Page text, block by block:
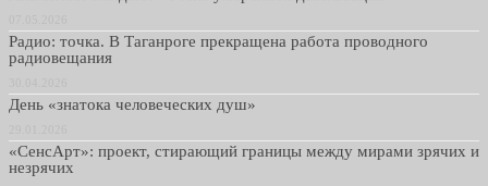
Радио: точка. В Таганроге прекращена работа проводного
радиовещания
День «знатока человеческих душ»
«СенсАрт»: проект, стирающий границы между мирами зрячих и
незрячих